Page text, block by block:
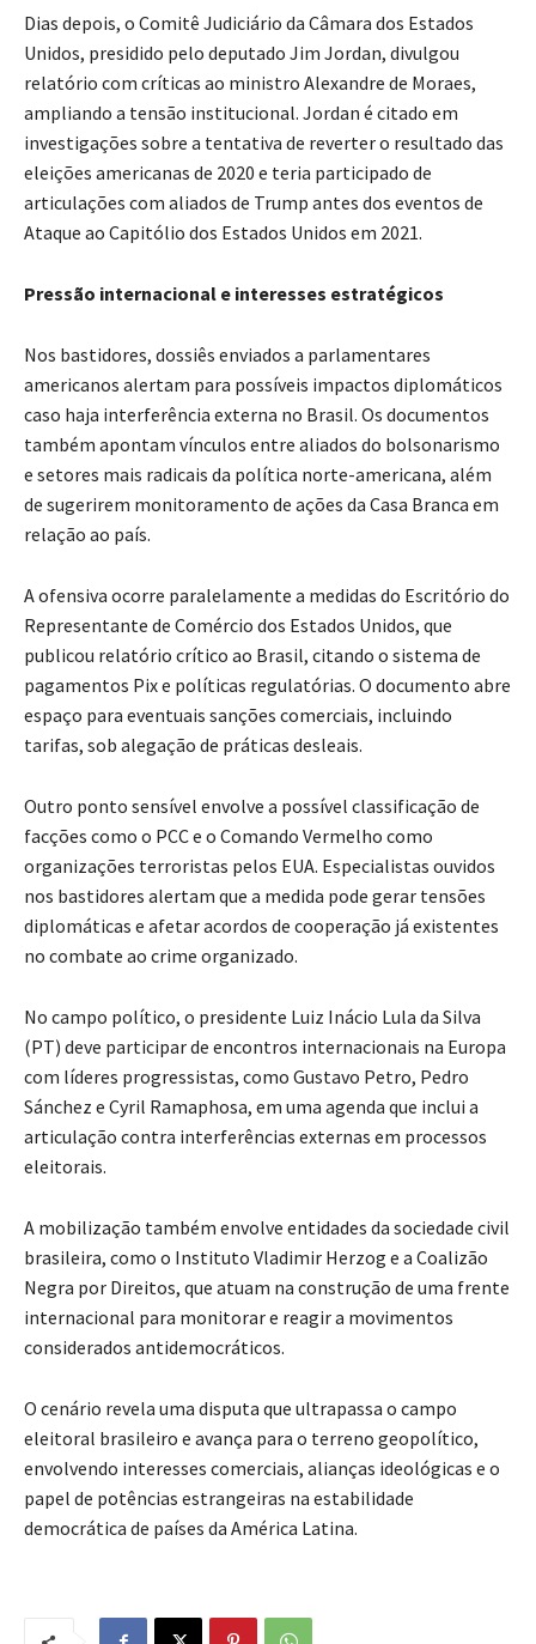
Dias depois, o Comitê Judiciário da Câmara dos Estados
Unidos, presidido pelo deputado Jim Jordan, divulgou
relatório com críticas ao ministro Alexandre de Moraes,
ampliando a tensão institucional. Jordan é citado em
investigações sobre a tentativa de reverter o resultado das
eleições americanas de 2020 e teria participado de
articulações com aliados de Trump antes dos eventos de
Ataque ao Capitólio dos Estados Unidos em 2021.
Pressão internacional e interesses estratégicos
Nos bastidores, dossiês enviados a parlamentares
americanos alertam para possíveis impactos diplomáticos
caso haja interferência externa no Brasil. Os documentos
também apontam vínculos entre aliados do bolsonarismo
e setores mais radicais da política norte-americana, além
de sugerirem monitoramento de ações da Casa Branca em
relação ao país.
A ofensiva ocorre paralelamente a medidas do Escritório do
Representante de Comércio dos Estados Unidos, que
publicou relatório crítico ao Brasil, citando o sistema de
pagamentos Pix e políticas regulatórias. O documento abre
espaço para eventuais sanções comerciais, incluindo
tarifas, sob alegação de práticas desleais.
Outro ponto sensível envolve a possível classificação de
facções como o PCC e o Comando Vermelho como
organizações terroristas pelos EUA. Especialistas ouvidos
nos bastidores alertam que a medida pode gerar tensões
diplomáticas e afetar acordos de cooperação já existentes
no combate ao crime organizado.
No campo político, o presidente Luiz Inácio Lula da Silva
(PT) deve participar de encontros internacionais na Europa
com líderes progressistas, como Gustavo Petro, Pedro
Sánchez e Cyril Ramaphosa, em uma agenda que inclui a
articulação contra interferências externas em processos
eleitorais.
A mobilização também envolve entidades da sociedade civil
brasileira, como o Instituto Vladimir Herzog e a Coalizão
Negra por Direitos, que atuam na construção de uma frente
internacional para monitorar e reagir a movimentos
considerados antidemocráticos.
O cenário revela uma disputa que ultrapassa o campo
eleitoral brasileiro e avança para o terreno geopolítico,
envolvendo interesses comerciais, alianças ideológicas e o
papel de potências estrangeiras na estabilidade
democrática de países da América Latina.